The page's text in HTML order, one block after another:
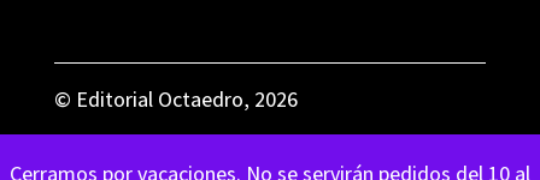
Cerramos por vacaciones. No se servirán pedidos del 10 al
© Editorial Octaedro, 2026